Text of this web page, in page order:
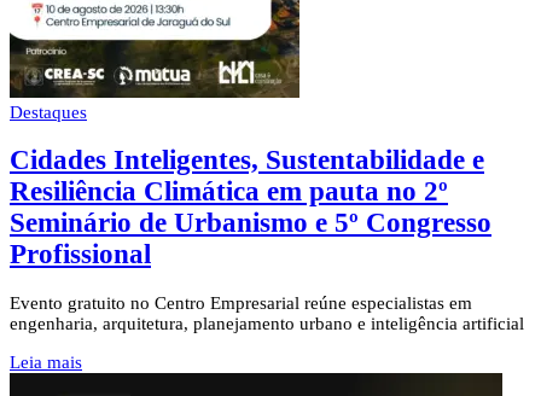
Destaques
Cidades Inteligentes, Sustentabilidade e
Resiliência Climática em pauta no 2º
Seminário de Urbanismo e 5º Congresso
Profissional
Evento gratuito no Centro Empresarial reúne especialistas em
engenharia, arquitetura, planejamento urbano e inteligência artificial
Leia mais